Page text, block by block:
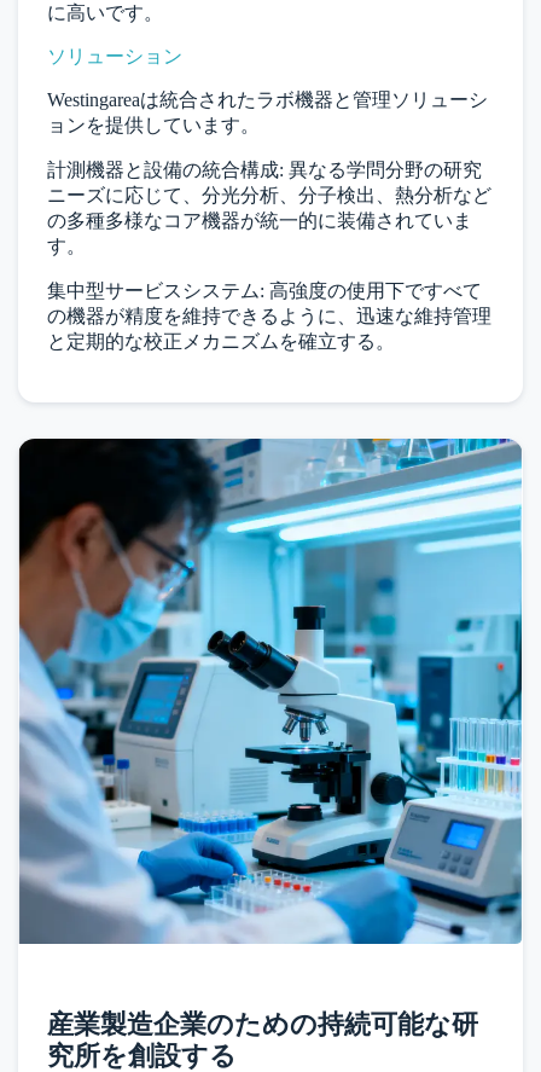
に高いです。
ソリューション
Westingareaは統合されたラボ機器と管理ソリューシ
ョンを提供しています。
計測機器と設備の統合構成: 異なる学問分野の研究
ニーズに応じて、分光分析、分子検出、熱分析など
の多種多様なコア機器が統一的に装備されていま
す。
集中型サービスシステム: 高強度の使用下ですべて
の機器が精度を維持できるように、迅速な維持管理
と定期的な校正メカニズムを確立する。
産業製造企業のための持続可能な研
究所を創設する